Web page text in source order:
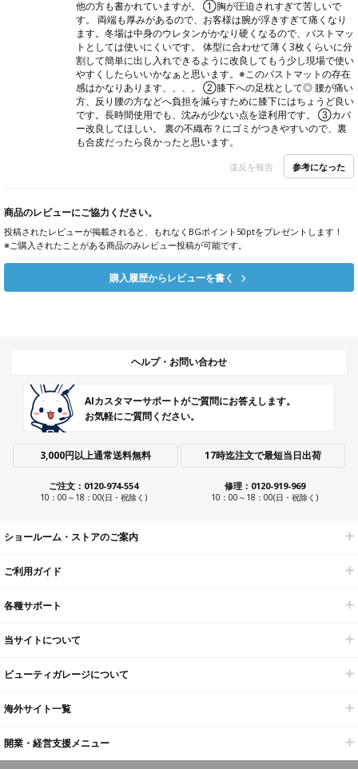
他の方も書かれていますが。 ①胸が圧迫されすぎて苦しいで
す。 両端も厚みがあるので、お客様は腕が浮きすぎて痛くなり
ます。冬場は中身のウレタンがかなり硬くなるので、バストマッ
トとしては使いにくいです。 体型に合わせて薄く3枚くらいに分
割して簡単に出し入れできるように改良してもう少し現場で使い
やすくしたらいいかなぁと思います。※このバストマットの存在
感はかなりあります、、、。 ②膝下への足枕として◎ 腰が痛い
方、反り腰の方などへ負担を減らすために膝下にはちょうど良い
です。長時間使用でも、沈みが少ない点を逆利用です。 ③カバ
ー改良してほしい。 裏の不織布？にゴミがつきやすいので、裏
も合皮だったら良かったと思います。
違反を報告 参考になった
商品のレビューにご協力ください。
投稿されたレビューが掲載されると、もれなくBGポイント50ptをプレゼントします！
※ご購入されたことがある商品のみレビュー投稿が可能です。
購入履歴からレビューを書く
ヘルプ・お問い合わせ
AIカスタマーサポートがご質問にお答えします。
お気軽にご質問ください。
3,000円以上通常送料無料 17時迄注文で最短当日出荷
ご注文：0120-974-554
10：00～18：00(日・祝除く)
修理：0120-919-969
10：00～18：00(日・祝除く)
ショールーム・ストアのご案内
ご利用ガイド
各種サポート
当サイトについて
ビューティガレージについて
海外サイト一覧
開業・経営支援メニュー